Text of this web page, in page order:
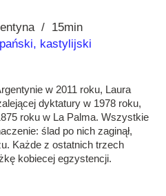
15min
kastylijski
w 2011 roku, Laura
dyktatury w 1978 roku,
roku w La Palma. Wszystkie
ślad po nich zaginął,
Każde z ostatnich trzech
kobiecej egzystencji.